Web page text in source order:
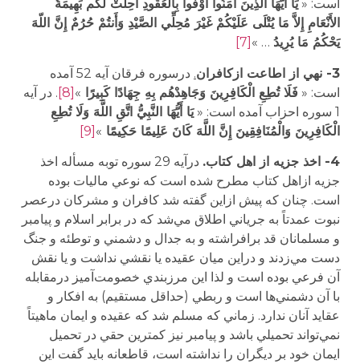
است: «يَا أَيُّهَا الَّذِينَ آمَنُواْ أَوْفُواْ بِالْعُقُودِ أُحِلَّتْ لَكُم بَهِيمَةُ
الأَنْعَامِ إِلاَّ مَا يُتْلَى عَلَيْكُمْ غَيْرَ مُحِلِّي الصَّيْدِ وَأَنتُمْ حُرُمٌ إِنَّ اللّهَ
يَحْكُمُ مَا يُرِيدُ … »
[7]
3- نهي از اطاعت ازكافران .
درسوره فرقان آيه 52 آمده
است: « فَلَا تُطِعِ الْكَافِرِينَ وَجَاهِدْهُم بِهِ جِهَادًا كَبِيرًا »
[8]
. در آيه
1 سوره احزاب آمده است: «
يَا أَيُّهَا النَّبِيُّ اتَّقِ اللَّهَ وَلَا تُطِعِ
الْكَافِرِينَ وَالْمُنَافِقِينَ إِنَّ اللَّهَ كَانَ عَلِيمًا حَكِيمًا »
[9]
4- اخذ جزيه از اهل كتاب.
درآيه 29 سوره توبه مسأله اخذ
جزيه ازاهل كتاب مطرح شده است كه نوعي ماليات بوده
است. چنان كه پيش ازاين گفته شد كافران و مشركان درعصر
نبوت عمدتاً به جرياني اطلاق مي‌شد كه در برابر اسلام و پيامبر
و مسلمانان قد برافراشته و به جدال و دشمني و توطئه و جنگ
دست مي‌زدند و دراين ميان عقيده يا نقشي نداشت و يا نقش
آن فرعي بوده است و لذا اين مرزبندي خصومت‌آميز درمقابله
با آن دشمني‌ها است و ربطي (حداقل مستقيم) به افكار و
عقايد آنان ندارد. زماني كه مسلم شد كه عقيده و ايمان ماهيتاً
نمي‌تواند تحميلي باشد و پيامبر نيز كمترين حقي در تحميل
ايمان خود بر ديگران را نداشته است، قاطعانه بايد گفت اين